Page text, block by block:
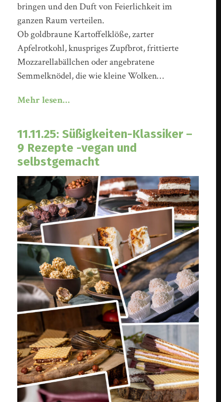
bringen und den Duft von Feierlichkeit im
ganzen Raum verteilen.
Ob goldbraune Kartoffelklöße, zarter
Apfelrotkohl, knuspriges Zupfbrot, frittierte
Mozzarellabällchen oder angebratene
Semmelknödel, die wie kleine Wolken…
Mehr lesen…
11.11.25: Süßigkeiten-Klassiker –
9 Rezepte -vegan und
selbstgemacht